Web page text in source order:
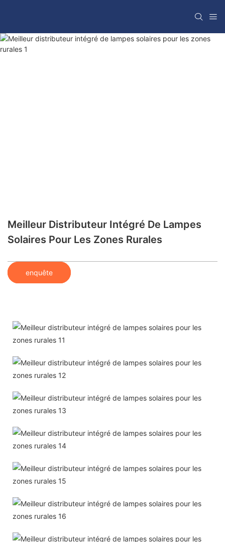
Meilleur Distributeur Intégré De Lampes
Solaires Pour Les Zones Rurales
enquête